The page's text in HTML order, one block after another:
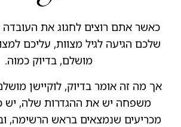
כאשר אתם רוצים לחגוג את
שלכם הגיעה לגיל מצוות, עליכם
מושלם, בדיוק כמוה.
אך מה זה אומר בדיוק, לוקיישן
משפחה יש את ההגדרות שלה, יש
מכריעים שנמצאים בראש הרשימה,